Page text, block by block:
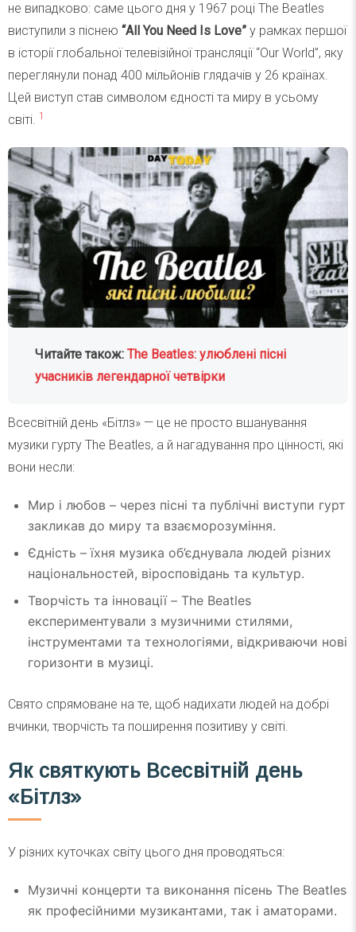
не випадково: саме цього дня у 1967 році The Beatles
виступили з піснею “All You Need Is Love” у рамках першої
в історії глобальної телевізійної трансляції “Our World”, яку
переглянули понад 400 мільйонів глядачів у 26 країнах.
Цей виступ став символом єдності та миру в усьому
світі. 1
Читайте також:The Beatles: улюблені пісні
учасників легендарної четвірки
Всесвітній день «Бітлз» — це не просто вшанування
музики гурту The Beatles, а й нагадування про цінності, які
вони несли:
Мир і любов – через пісні та публічні виступи гурт
закликав до миру та взаєморозуміння.
Єдність – їхня музика об’єднувала людей різних
національностей, віросповідань та культур.
Творчість та інновації – The Beatles
експериментували з музичними стилями,
інструментами та технологіями, відкриваючи нові
горизонти в музиці.
Свято спрямоване на те, щоб надихати людей на добрі
вчинки, творчість та поширення позитиву у світі.
Як святкують Всесвітній день
«Бітлз»
У різних куточках світу цього дня проводяться:
Музичні концерти та виконання пісень The Beatles
як професійними музикантами, так і аматорами.